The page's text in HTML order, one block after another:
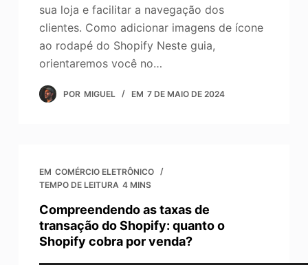
sua loja e facilitar a navegação dos
clientes. Como adicionar imagens de ícone
ao rodapé do Shopify Neste guia,
orientaremos você no…
POR MIGUEL EM 7 DE MAIO DE 2024
EM COMÉRCIO ELETRÔNICO
TEMPO DE LEITURA 4 MINS
Compreendendo as taxas de
transação do Shopify: quanto o
Shopify cobra por venda?